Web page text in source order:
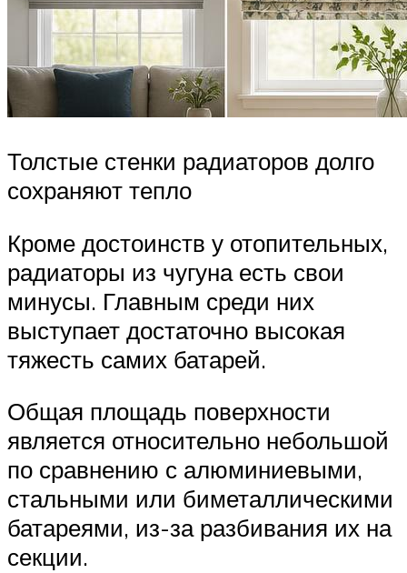
Толстые стенки радиаторов долго
сохраняют тепло
Кроме достоинств у отопительных,
радиаторы из чугуна есть свои
минусы. Главным среди них
выступает достаточно высокая
тяжесть самих батарей.
Общая площадь поверхности
является относительно небольшой
по сравнению с алюминиевыми,
стальными или биметаллическими
батареями, из-за разбивания их на
секции.